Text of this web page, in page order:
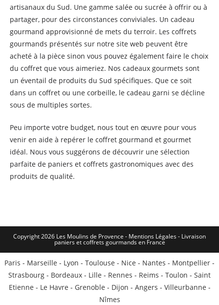
artisanaux du Sud. Une gamme salée ou sucrée à offrir ou à
partager, pour des circonstances conviviales. Un cadeau
gourmand approvisionné de mets du terroir. Les coffrets
gourmands présentés sur notre site web peuvent être
acheté à la pièce sinon vous pouvez également faire le choix
du coffret que vous aimeriez. Nos cadeaux gourmets sont
un éventail de produits du Sud spécifiques. Que ce soit
dans un coffret ou une corbeille, le cadeau garni se décline
sous de multiples sortes.
Peu importe votre budget, nous tout en œuvre pour vous
venir en aide à repérer le coffret gourmand et gourmet
idéal. Nous vous suggérons de découvrir une sélection
parfaite de paniers et coffrets gastronomiques avec des
produits de qualité.
Copyright 2026 Les Moulins de Provence - Mentions Légales - Livraison
paniers et coffrets gourmands en France
Paris - Marseille - Lyon - Toulouse - Nice - Nantes - Montpellier -
Strasbourg - Bordeaux - Lille - Rennes - Reims - Toulon - Saint
Etienne - Le Havre - Grenoble - Dijon - Angers - Villeurbanne -
Nîmes